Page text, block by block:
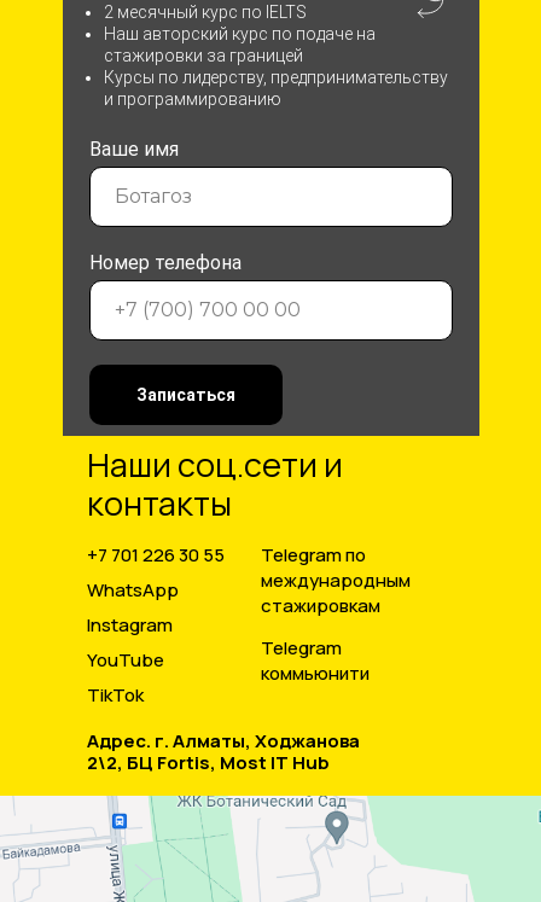
2 месячный курс по IELTS
Наш авторский курс по подаче на
стажировки за границей
Курсы по лидерству, предпринимательству
и программированию
Ваше имя
Номер телефона
Записаться
Наши соц.сети и
контакты
+7 701 226 30 55
WhatsApp
Instagram
YouTube
TikTok
Telegram по
международным
стажировкам
Telegram
коммьюнити
Адрес. г. Алматы, Ходжанова
2\2, БЦ Fortis, Most IT Hub